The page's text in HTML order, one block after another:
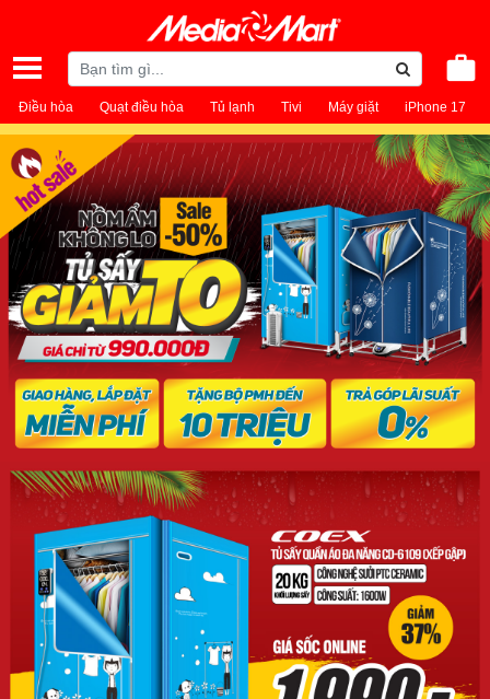
Điều hòa Quạt điều hòa Tủ lạnh Tivi Máy giặt iPhone 17